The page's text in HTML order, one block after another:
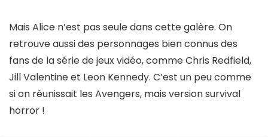
Mais Alice n’est pas seule dans cette galère. On
retrouve aussi des personnages bien connus des
fans de la série de jeux vidéo, comme Chris Redfield,
Jill Valentine et Leon Kennedy. C’est un peu comme
si on réunissait les Avengers, mais version survival
horror !